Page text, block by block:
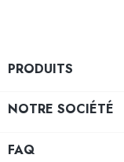
PRODUITS
NOTRE SOCIÉTÉ
FAQ